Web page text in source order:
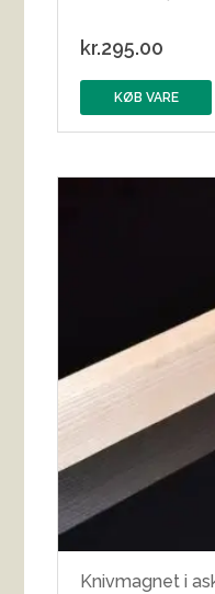
kr.295.00
KØB VARE
Knivmagnet i